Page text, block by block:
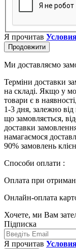
Я прочитав
Продовжити
Ми доставляємо
Терміни доставки
на складі. Якщо у
товари є в
1-3 дня, залежно
що замовляється,
доставки
намагаємося
90% замовлень
Способи оплати :
Оплата при
Онлайн-оплата
Хочете, ми Вам
Підписка
Я прочитав